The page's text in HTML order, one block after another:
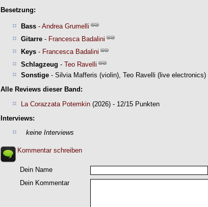
Besetzung:
Bass - Andrea Grumelli
Gitarre - Francesca Badalini
Keys - Francesca Badalini
Schlagzeug - Teo Ravelli
Sonstige - Silvia Mafferis (violin), Teo Ravelli (live electronics)
Alle Reviews dieser Band:
La Corazzata Potemkin (2026) - 12/15 Punkten
Interviews:
keine Interviews
Kommentar schreiben
Dein Name
Dein Kommentar